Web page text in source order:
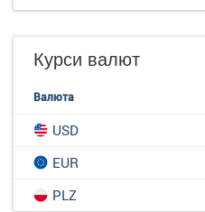
Курси валют
Валюта
USD
EUR
PLZ